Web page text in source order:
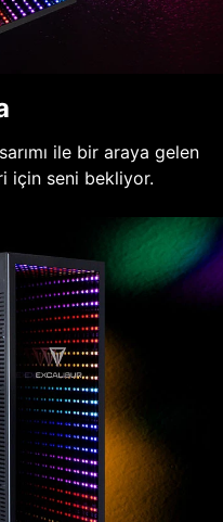
ile bir araya gelen
için seni bekliyor.